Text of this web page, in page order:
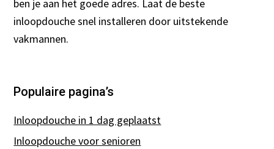
ben je aan het goede adres. Laat de beste
inloopdouche snel installeren door uitstekende
vakmannen.
Populaire pagina’s
Inloopdouche in 1 dag geplaatst
Inloopdouche voor senioren